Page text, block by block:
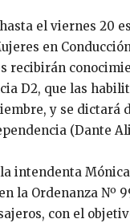
el viernes 20
en
recibirán
D2, que las
y se dictará
(Dante
intendenta
la Ordenanza Nº
con el